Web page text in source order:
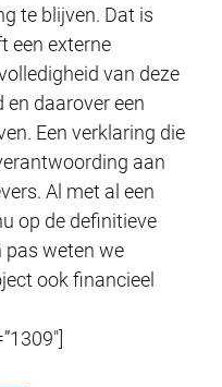
te blijven. Dat is
een externe
van deze
daarover een
Een verklaring die
aan
Al met al een
op de definitieve
pas weten we
ook financieel